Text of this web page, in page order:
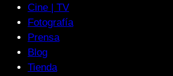
Cine | TV
Fotografía
Prensa
Blog
Tienda